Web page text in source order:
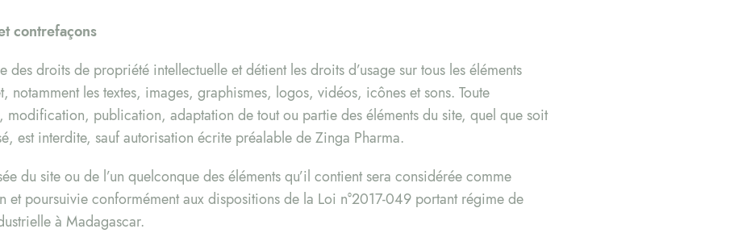
contrefaçons
des droits de propriété intellectuelle et détient les droits d’usage sur tous les éléments
notamment les textes, images, graphismes, logos, vidéos, icônes et sons. Toute
publication, adaptation de tout ou partie des éléments du site, quel que soit
est interdite, sauf autorisation écrite préalable de Zinga Pharma.
du site ou de l’un quelconque des éléments qu’il contient sera considérée comme
et poursuivie conformément aux dispositions de la Loi n°2017-049 portant régime de
à Madagascar.